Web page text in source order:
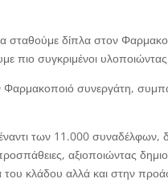
σταθούμε δίπλα στον
πιο συγκριμένοι
Φαρμακοποιό συνεργάτη,
των 11.000 συναδέλφων,
αξιοποιώντας
κλάδου αλλά και στην